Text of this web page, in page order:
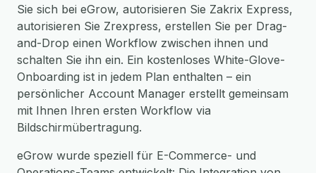
Sie sich bei eGrow, autorisieren Sie Zakrix Express,
autorisieren Sie Zrexpress, erstellen Sie per Drag-
and-Drop einen Workflow zwischen ihnen und
schalten Sie ihn ein. Ein kostenloses White-Glove-
Onboarding ist in jedem Plan enthalten – ein
persönlicher Account Manager erstellt gemeinsam
mit Ihnen Ihren ersten Workflow via
Bildschirmübertragung.
eGrow wurde speziell für E-Commerce- und